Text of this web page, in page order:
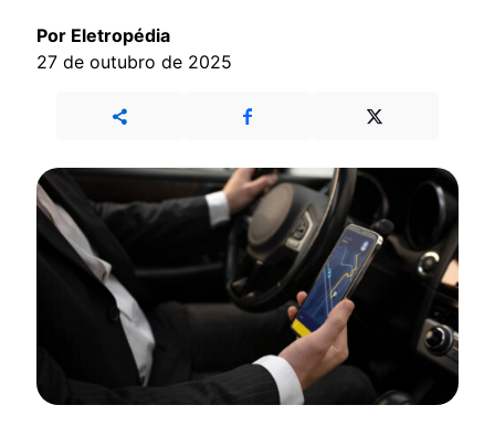
Por Eletropédia
27 de outubro de 2025